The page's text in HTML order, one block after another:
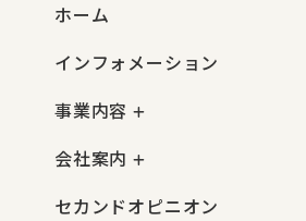
ホーム
インフォメーション
事業内容
会社案内
セカンドオピニオン